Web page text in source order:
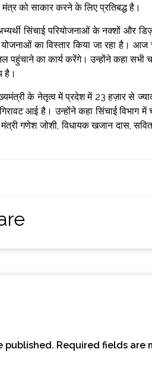
को साकार करने के लिए प्रतिबद्ध है।
सिंचाई परियोजनाओं के नक्शों और
का विस्तार किया जा रहा है।
का कार्य करेंगे। उन्होंने कहा सभी
है।
के नेतृत्व में प्रदेश में 23 हज़ार से
आई है। उन्होंने कहा सिंचाई विभाग में
गणेश जोशी, विधायक खजान दास,
published. Required fields are